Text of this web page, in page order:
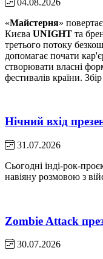
«Майстерня»
Києва UNIGHT та
третього потоку
допомагає почати
створювати власні
фестивалів країни.
Нічний вхід
31.07.2026
Сьогодні інді-рок-
навіяну розмовою з
Zombie Attack
30.07.2026